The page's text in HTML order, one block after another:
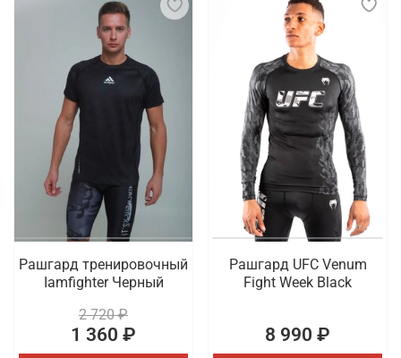
Рашгард тренировочный
Iamfighter Черный
2 720 ₽
1 360 ₽
Рашгард UFC Venum
Fight Week Black
8 990 ₽